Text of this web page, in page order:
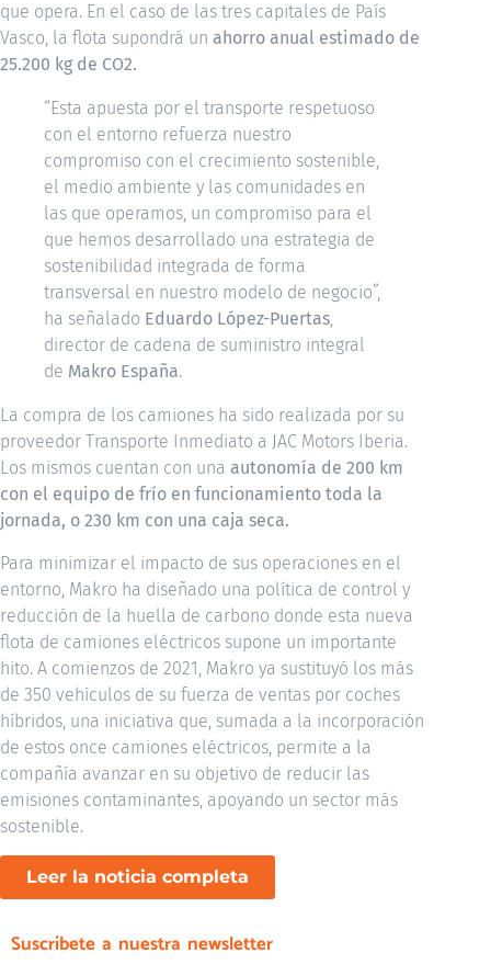
que opera. En el caso de las tres capitales de País
Vasco, la flota supondrá un ahorro anual estimado de
25.200 kg de CO2.
“Esta apuesta por el transporte respetuoso
con el entorno refuerza nuestro
compromiso con el crecimiento sostenible,
el medio ambiente y las comunidades en
las que operamos, un compromiso para el
que hemos desarrollado una estrategia de
sostenibilidad integrada de forma
transversal en nuestro modelo de negocio”,
ha señalado Eduardo López-Puertas,
director de cadena de suministro integral
de Makro España.
La compra de los camiones ha sido realizada por su
proveedor Transporte Inmediato a JAC Motors Iberia.
Los mismos cuentan con una autonomía de 200 km
con el equipo de frío en funcionamiento toda la
jornada, o 230 km con una caja seca.
Para minimizar el impacto de sus operaciones en el
entorno, Makro ha diseñado una política de control y
reducción de la huella de carbono donde esta nueva
flota de camiones eléctricos supone un importante
hito. A comienzos de 2021, Makro ya sustituyó los más
de 350 vehículos de su fuerza de ventas por coches
híbridos, una iniciativa que, sumada a la incorporación
de estos once camiones eléctricos, permite a la
compañía avanzar en su objetivo de reducir las
emisiones contaminantes, apoyando un sector más
sostenible.
Leer la noticia completa
Suscríbete a nuestra newsletter